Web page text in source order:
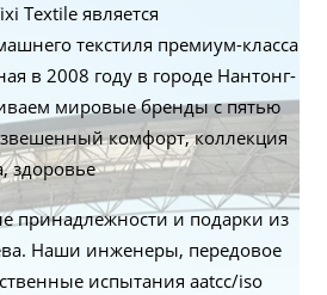
Textile является
текстиля премиум-класса
в 2008 году в городе Нантонг-
мировые бренды с пятью
комфорт, коллекция
здоровье
принадлежности и подарки из
Наши инженеры, передовое
испытания aatcc/iso